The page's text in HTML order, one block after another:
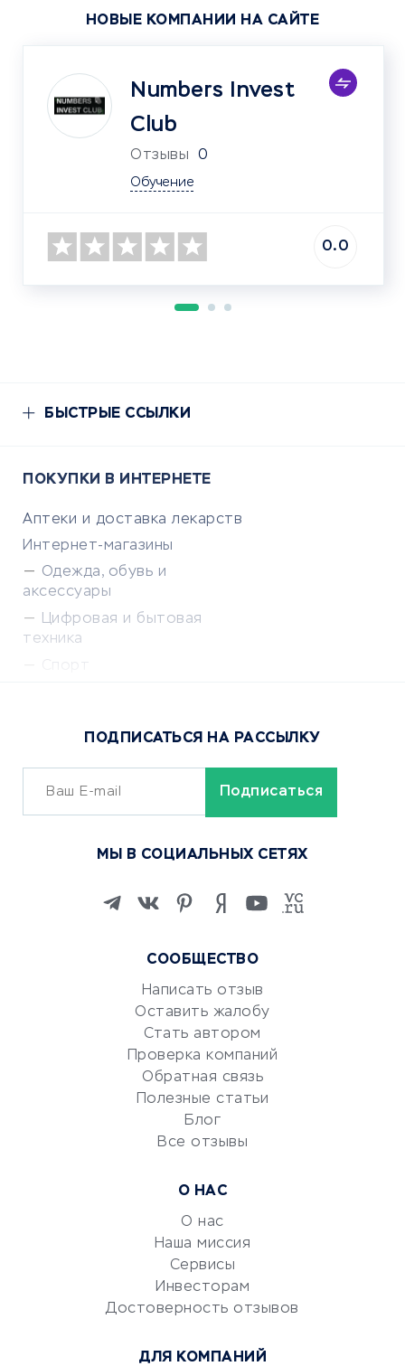
НОВЫЕ КОМПАНИИ НА САЙТЕ
Numbers Invest
Club
Отзывы 0
Обучение
0.0
БЫСТРЫЕ ССЫЛКИ
ПОКУПКИ В ИНТЕРНЕТЕ
Аптеки и доставка лекарств
Интернет-магазины
Одежда, обувь и
аксессуары
Цифровая и бытовая
техника
Сервисы доставки
ОБУЧЕНИЕ И РАБОТА
Изучение иностранных
Маркетинг и продажи
Репетиторство
Красота и здоровье
Сервисы по поиску работы
Сетевой маркетинг
УСЛУГИ ДЛЯ БИЗНЕСА
документооборот
Консалтинговые компании
СООБЩЕСТВО
Написать отзыв
Оставить жалобу
Стать автором
Проверка компаний
Обратная связь
Полезные статьи
Блог
Все отзывы
О НАС
О нас
Наша миссия
Сервисы
Инвесторам
Достоверность отзывов
ДЛЯ КОМПАНИЙ
ПОДПИСАТЬСЯ НА РАССЫЛКУ
МЫ В СОЦИАЛЬНЫХ СЕТЯХ